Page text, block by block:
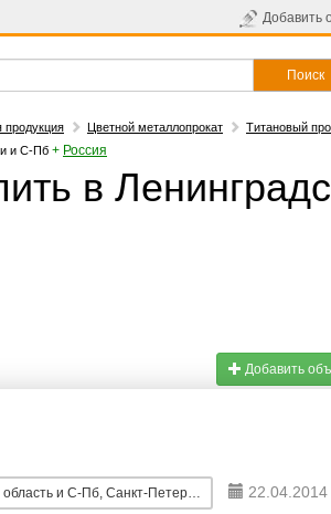
Добавить
Поиск
продукция Цветной металлопрокат
Титановый
и С-Пб + Россия
в
Добавить
и С-Пб, Санкт-Петербург
22.04.2014